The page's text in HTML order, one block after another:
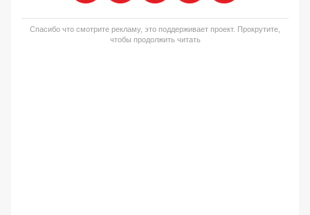
Спасибо что смотрите рекламу, это поддерживает проект. Прокрутите,
чтобы продолжить читать